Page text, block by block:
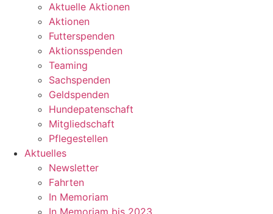
Aktuelle Aktionen
Aktionen
Futterspenden
Aktionsspenden
Teaming
Sachspenden
Geldspenden
Hundepatenschaft
Mitgliedschaft
Pflegestellen
Aktuelles
Newsletter
Fahrten
In Memoriam